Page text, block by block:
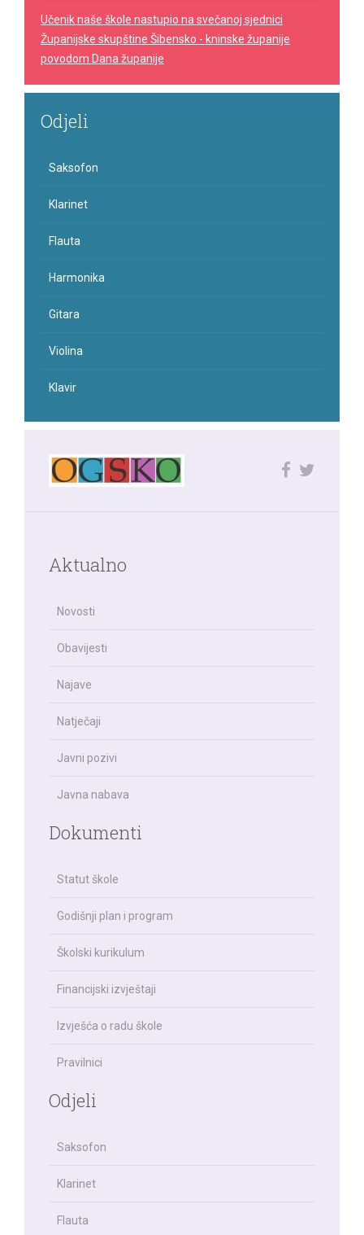
Učenik naše škole nastupio na svečanoj sjednici
Županijske skupštine Šibensko - kninske županije
povodom Dana županije
Odjeli
Saksofon
Klarinet
Flauta
Harmonika
Gitara
Violina
Klavir
Aktualno
Novosti
Obavijesti
Najave
Natječaji
Javni pozivi
Javna nabava
Dokumenti
Statut škole
Godišnji plan i program
Školski kurikulum
Financijski izvještaji
Izvješća o radu škole
Pravilnici
Odjeli
Saksofon
Klarinet
Flauta